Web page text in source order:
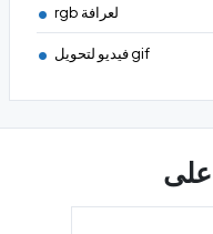
rgb لعرافة
فيديو لتحويل gif